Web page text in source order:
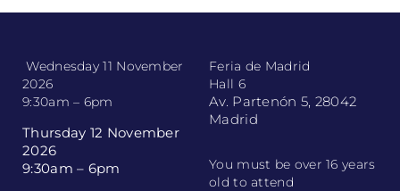
Wednesday 11 November
2026
9:30am – 6pm
Thursday 12 November
2026
9:30am – 6pm
Feria de Madrid
Hall 6
Av. Partenón 5, 28042
Madrid
You must be over 16 years
old to attend